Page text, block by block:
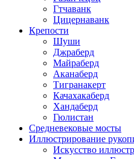
Гтчаванк
Цицернаванк
Крепости
Шуши
Джраберд
Майраберд
Аканаберд
Тигранакерт
Качахакаберд
Хандаберд
Гюлистан
Средневековые мосты
Иллюстрирование
Искусство